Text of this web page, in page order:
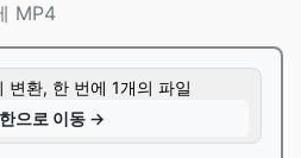
MP4
변환, 한 번에 1개의 파일
으로 이동 →